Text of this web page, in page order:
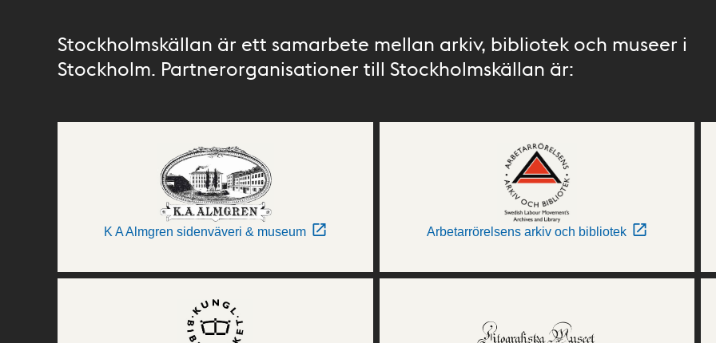
Stockholmskällan är ett samarbete mellan arkiv, bibliotek och museer i
Stockholm. Partnerorganisationer till Stockholmskällan är:
K A Almgren sidenväveri & museum Arbetarrörelsens arkiv och bibliotek